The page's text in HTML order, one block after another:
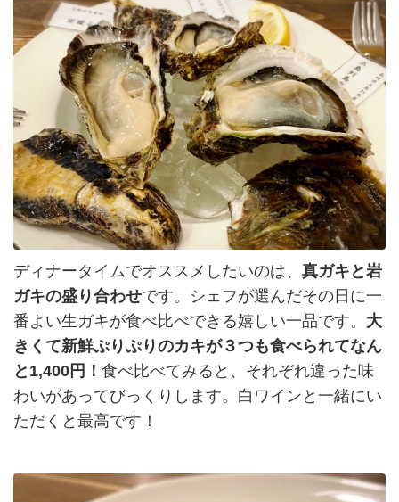
ディナータイムでオススメしたいのは、 真ガキと岩
ガキの盛り合わせです。シェフが選んだその日に一
番よい生ガキが食べ比べできる嬉しい一品です。 大
きくて新鮮ぷりぷりのカキが３つも食べられてなん
と1,400円！ 食べ比べてみると、それぞれ違った味
わいがあってびっくりします。白ワインと一緒にい
ただくと最高です！